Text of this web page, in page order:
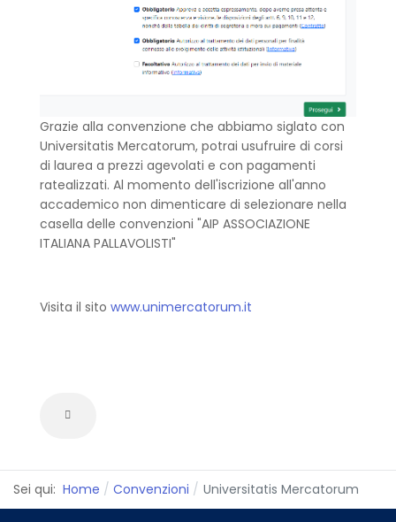
Grazie alla convenzione che abbiamo siglato con
Universitatis Mercatorum, potrai usufruire di corsi
di laurea a prezzi agevolati e con pagamenti
ratealizzati. Al momento dell'iscrizione all'anno
accademico non dimenticare di selezionare nella
casella delle convenzioni "AIP ASSOCIAZIONE
ITALIANA PALLAVOLISTI"
Visita il sito www.unimercatorum.it
Sei qui: Home Convenzioni Universitatis Mercatorum